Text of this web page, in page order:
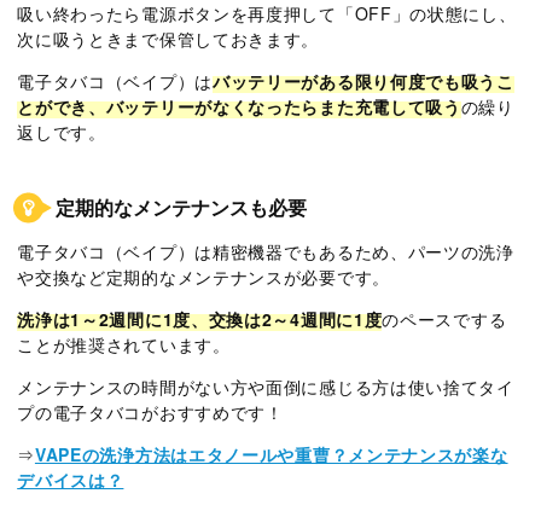
吸い終わったら電源ボタンを再度押して「OFF」の状態にし、
次に吸うときまで保管しておきます。
電子タバコ（ベイプ）はバッテリーがある限り何度でも吸うこ
とができ、バッテリーがなくなったらまた充電して吸うの繰り
返しです。
定期的なメンテナンスも必要
電子タバコ（ベイプ）は精密機器でもあるため、パーツの洗浄
や交換など定期的なメンテナンスが必要です。
洗浄は1～2週間に1度、交換は2～4週間に1度のペースでする
ことが推奨されています。
メンテナンスの時間がない方や面倒に感じる方は使い捨てタイ
プの電子タバコがおすすめです！
⇒VAPEの洗浄方法はエタノールや重曹？メンテナンスが楽な
デバイスは？